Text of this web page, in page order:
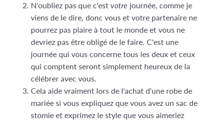
N'oubliez pas que c'est votre journée, comme je
viens de le dire, donc vous et votre partenaire ne
pourrez pas plaire à tout le monde et vous ne
devriez pas être obligé de le faire. C'est une
journée qui vous concerne tous les deux et ceux
qui comptent seront simplement heureux de la
célébrer avec vous.
Cela aide vraiment lors de l'achat d'une robe de
mariée si vous expliquez que vous avez un sac de
stomie et exprimez le style que vous aimeriez